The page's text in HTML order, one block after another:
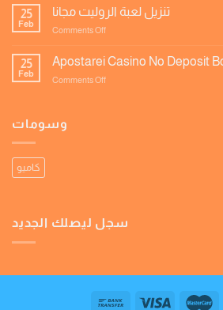
المغرب
Yyy
25
Feb
تنزيل لعبة الروليت مجانا
Comments Offon
لعبة
25
Feb
Apostarei Casino No Deposit
Comments Offon
وسومات
كاميو
سجل ليصلك الجديد